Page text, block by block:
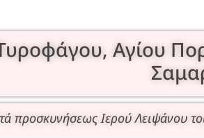
Αγίου
προσκυνήσεως Ιερού Λειψάνου